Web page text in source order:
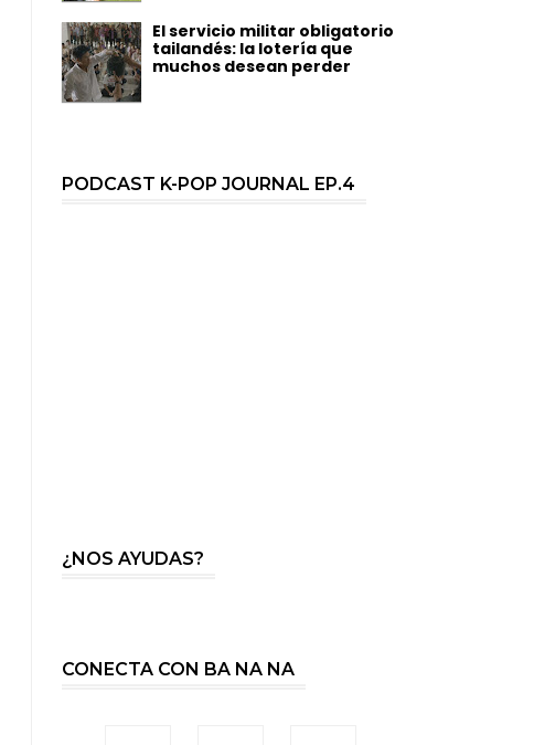
El servicio militar obligatorio
tailandés: la lotería que
muchos desean perder
PODCAST K-POP JOURNAL EP.4
¿NOS AYUDAS?
CONECTA CON BA NA NA